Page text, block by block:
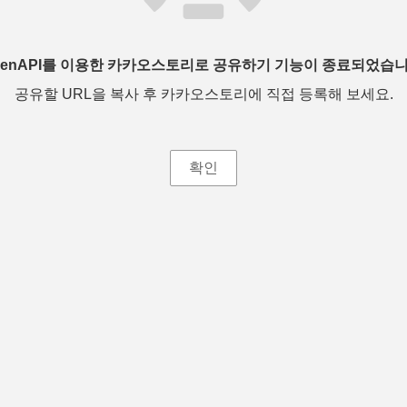
를 이용한 카카오스토리로 공유하기 기능이 종료되었습
공유할 URL을 복사 후 카카오스토리에 직접 등록해 보세요.
확인